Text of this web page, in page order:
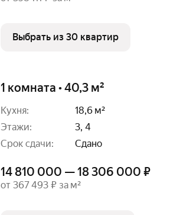
Выбрать из 30 квартир
1 комната • 40,3 м²
Кухня:
18,6 м²
Этажи:
3, 4
Срок сдачи:
Сдано
14 810 000 — 18 306 000 ₽
от 367 493 ₽ за м²